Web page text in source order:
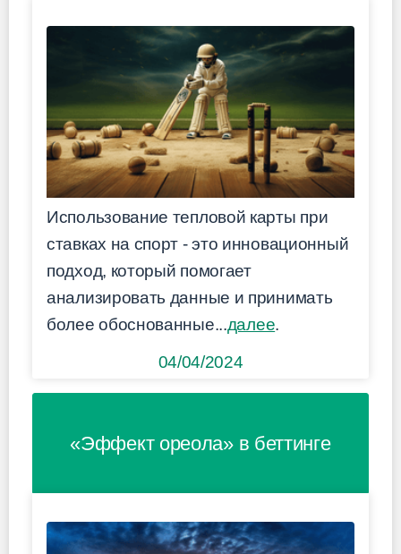
Использование тепловой карты при
ставках на спорт - это инновационный
подход, который помогает
анализировать данные и принимать
более обоснованные...далее.
04/04/2024
«Эффект ореола» в беттинге